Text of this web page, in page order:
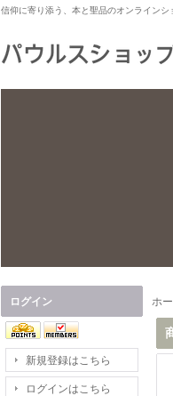
信仰に寄り添う、本と聖品のオンラインシ
ログイン
新規登録はこちら
ログインはこちら
ホ